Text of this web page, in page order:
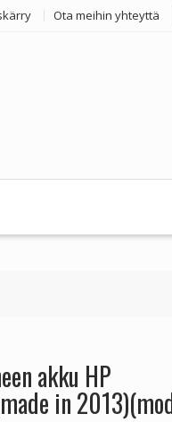
Ota meihin yhteyttä
akku HP
in